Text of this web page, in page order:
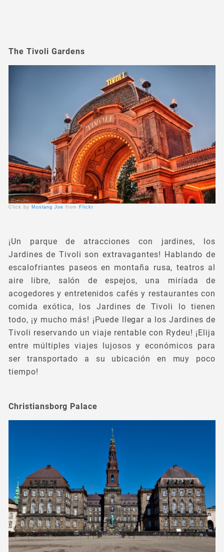
Click by Mustang Joefrom Flickr
The Tivoli Gardens
¡Un parque de atracciones con jardines, los
Jardines de Tivoli son extravagantes! Hablando de
escalofriantes paseos en montaña rusa, teatros al
aire libre, salón de espejos, una miríada de
acogedores y entretenidos cafés y restaurantes con
comida exótica, los Jardines de Tivoli lo tienen
todo, ¡y mucho más! ¡Puede llegar a los Jardines de
Tivoli reservando un viaje rentable con Rydeu! ¡Elija
entre múltiples viajes lujosos y económicos para
ser transportado a su ubicación en muy poco
tiempo!
Christiansborg Palace